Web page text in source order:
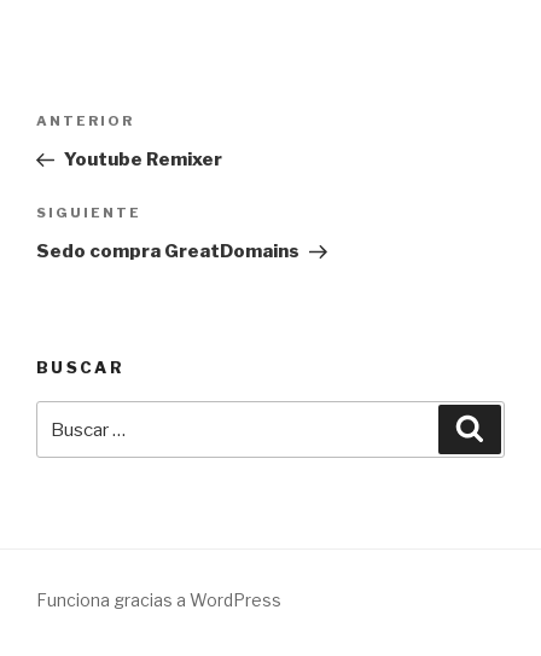
entradas
Entrada
anterior:
ANTERIOR
Youtube Remixer
Siguiente
entrada
SIGUIENTE
Sedo compra GreatDomains
BUSCAR
Funciona gracias a WordPress